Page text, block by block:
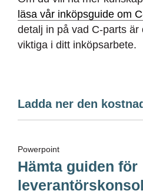
läsa vår inköpsguide om
detalj in på vad C-parts är
viktiga i ditt inköpsarbete.
Ladda ner den
Powerpoint
Hämta guiden för